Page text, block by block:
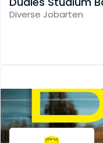
Diverse Jobarten